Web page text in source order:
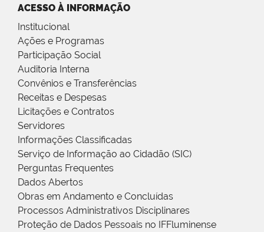
ACESSO À INFORMAÇÃO
Institucional
Ações e Programas
Participação Social
Auditoria Interna
Convênios e Transferências
Receitas e Despesas
Licitações e Contratos
Servidores
Informações Classificadas
Serviço de Informação ao Cidadão (SIC)
Perguntas Frequentes
Dados Abertos
Obras em Andamento e Concluídas
Processos Administrativos Disciplinares
Proteção de Dados Pessoais no IFFluminense